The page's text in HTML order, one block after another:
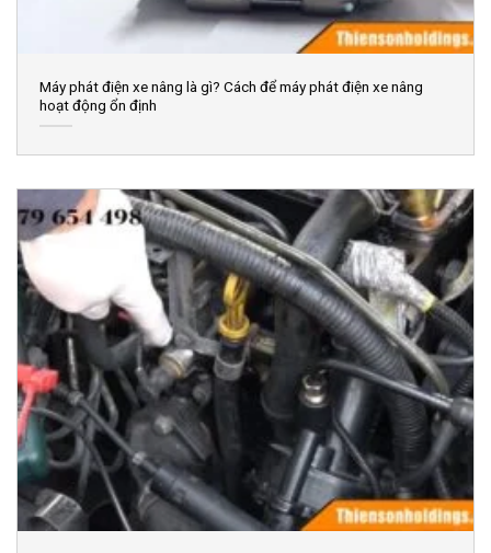
Máy phát điện xe nâng là gì? Cách để máy phát điện xe nâng
hoạt động ổn định